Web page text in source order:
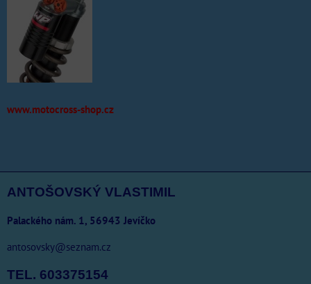
www.motocross-shop.cz
ANTOŠOVSKÝ VLASTIMIL
Palackého nám. 1, 56943 Jevíčko
antosovsky@seznam.cz
TEL. 603375154